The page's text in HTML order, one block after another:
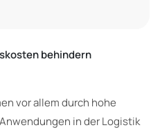
behindern
vor allem durch hohe
in der Logistik